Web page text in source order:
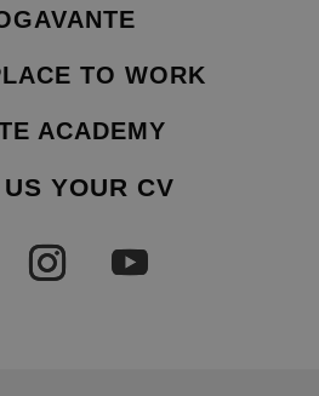
TO WORK
ACADEMY
YOUR CV